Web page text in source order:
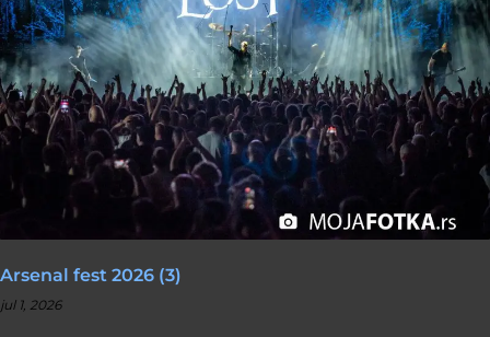
Arsenal fest 2026 (3)
jul 1, 2026